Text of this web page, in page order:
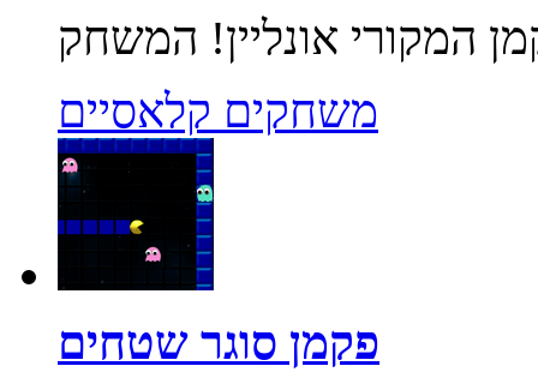
משחקים קלאסיים
פקמן סוגר שטחים